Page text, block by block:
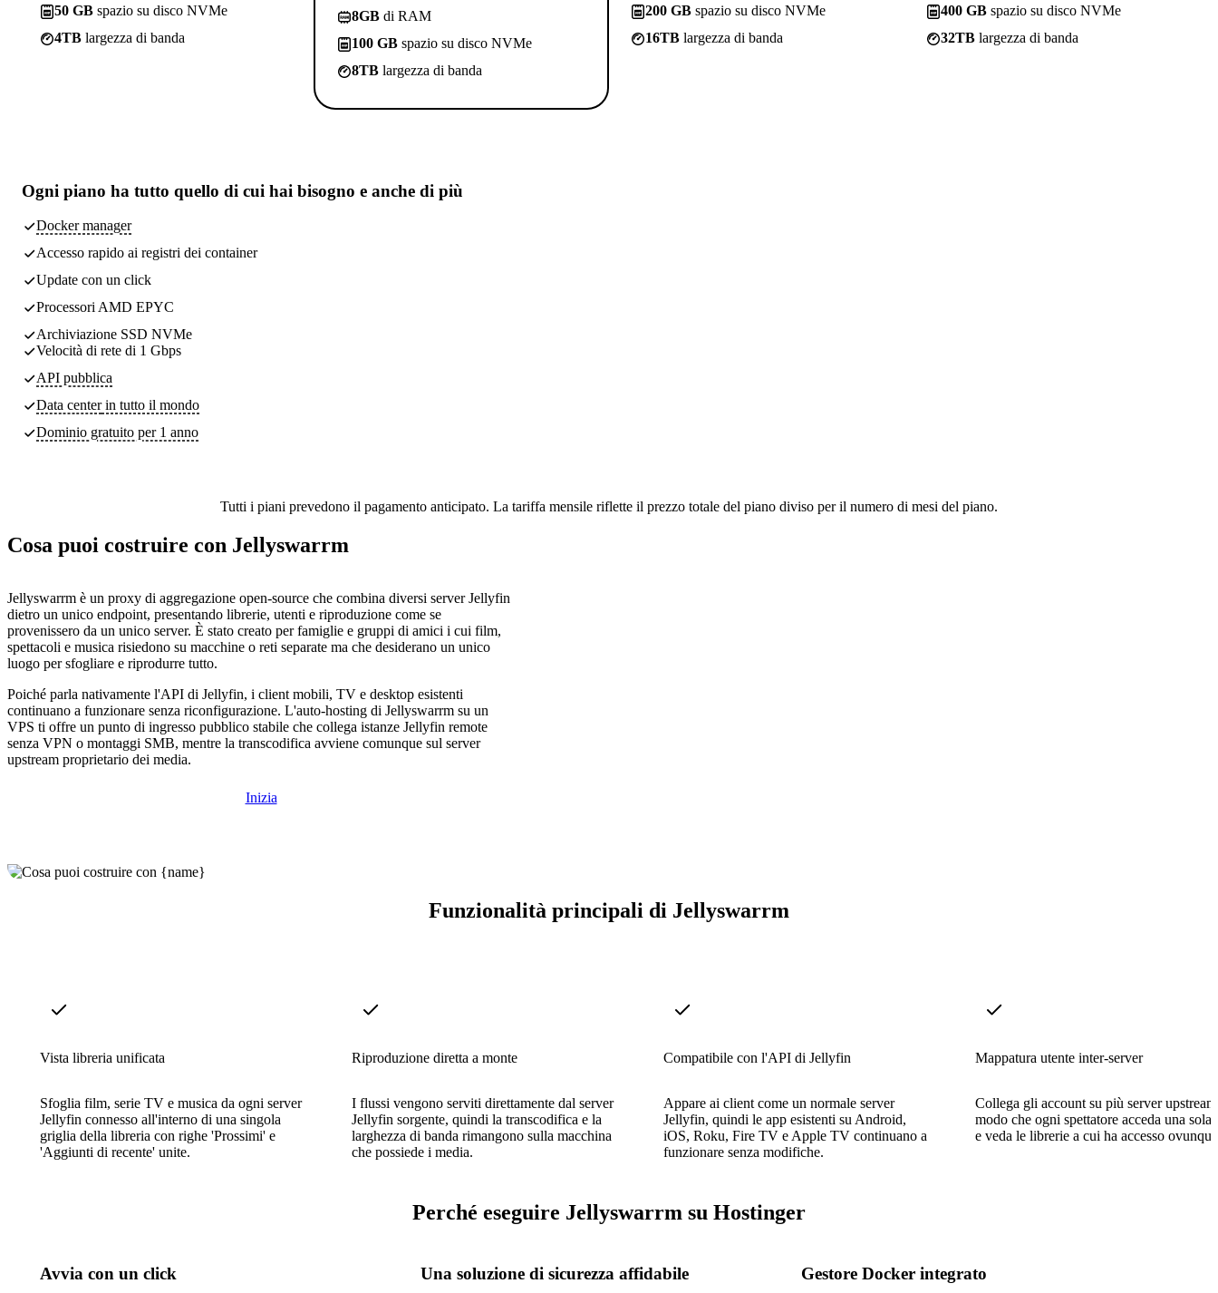
50 GB spazio su disco NVMe
4TB largezza di banda
8GB di RAM
100 GB spazio su disco NVMe
8TB largezza di banda
200 GB spazio su disco NVMe
16TB largezza di banda
400 GB spazio su disco NVMe
32TB largezza di banda
Ogni piano ha tutto quello di cui hai bisogno e anche di più
Docker manager
Accesso rapido ai registri dei container
Update con un click
Processori AMD EPYC
Archiviazione SSD NVMe
Velocità di rete di 1 Gbps
API pubblica
Data centerin tutto il mondo
Dominio gratuito per 1 anno
Tutti i piani prevedono il pagamento anticipato. La tariffa mensile riflette il prezzo totale del piano diviso per il numero di mesi del piano.
Cosa puoi costruire con Jellyswarrm
Jellyswarrm è un proxy di aggregazione open-source che combina diversi server Jellyfin
dietro un unico endpoint, presentando librerie, utenti e riproduzione come se
provenissero da un unico server. È stato creato per famiglie e gruppi di amici i cui film,
spettacoli e musica risiedono su macchine o reti separate ma che desiderano un unico
luogo per sfogliare e riprodurre tutto.
Poiché parla nativamente l'API di Jellyfin, i client mobili, TV e desktop esistenti
continuano a funzionare senza riconfigurazione. L'auto-hosting di Jellyswarrm su un
VPS ti offre un punto di ingresso pubblico stabile che collega istanze Jellyfin remote
senza VPN o montaggi SMB, mentre la transcodifica avviene comunque sul server
upstream proprietario dei media.
Inizia
Funzionalità principali di Jellyswarrm
Vista libreria unificata
Sfoglia film, serie TV e musica da ogni server
Jellyfin connesso all'interno di una singola
griglia della libreria con righe 'Prossimi' e
'Aggiunti di recente' unite.
Riproduzione diretta a monte
I flussi vengono serviti direttamente dal server
Jellyfin sorgente, quindi la transcodifica e la
larghezza di banda rimangono sulla macchina
che possiede i media.
Compatibile con l'API di Jellyfin
Appare ai client come un normale server
Jellyfin, quindi le app esistenti su Android,
iOS, Roku, Fire TV e Apple TV continuano a
funzionare senza modifiche.
Mappatura utente inter-server
Collega gli account su più server
modo che ogni spettatore acceda una sola
e veda le librerie a cui ha accesso
Perché eseguire Jellyswarrm su Hostinger
Avvia con un click Una soluzione di sicurezza affidabile Gestore Docker integrato